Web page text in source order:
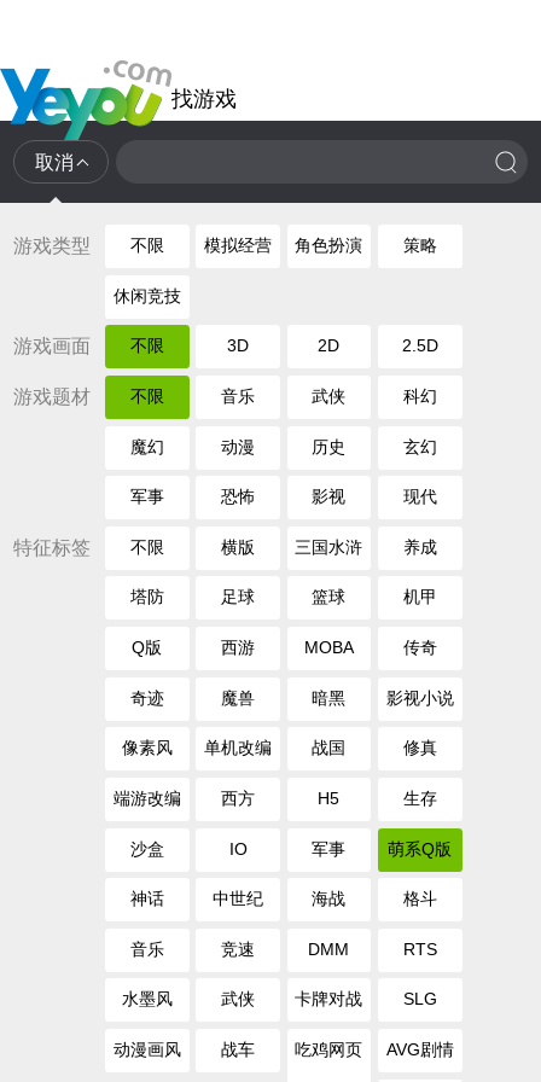
找游戏
取消
游戏类型 不限 模拟经营 角色扮演 策略
休闲竞技
游戏画面 不限 3D 2D 2.5D
游戏题材 不限 音乐 武侠 科幻
魔幻 动漫 历史 玄幻
军事 恐怖 影视 现代
特征标签 不限 横版 三国水浒 养成
塔防 足球 篮球 机甲
Q版 西游 MOBA 传奇
奇迹 魔兽 暗黑 影视小说
像素风 单机改编 战国 修真
端游改编 西方 H5 生存
沙盒 IO 军事 萌系Q版
神话 中世纪 海战 格斗
音乐 竞速 DMM RTS
水墨风 武侠 卡牌对战 SLG
动漫画风 战车 吃鸡网页 AVG剧情